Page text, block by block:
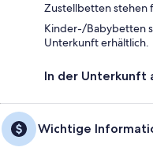
Zustellbetten stehen
Kinder-/Babybetten
Unterkunft erhältlich.
In der Unterkunft
Wichtige